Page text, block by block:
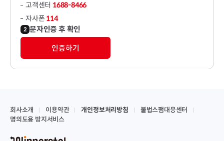
고객센터 1688-8466
자사폰 114
문자인증 후 확인
인증하기
회사소개 이용약관 개인정보처리방침
불법스팸대응센터
명의도용 방지서비스